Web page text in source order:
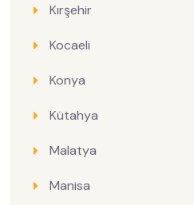
Kırşehir
Kocaeli
Konya
Kütahya
Malatya
Manisa